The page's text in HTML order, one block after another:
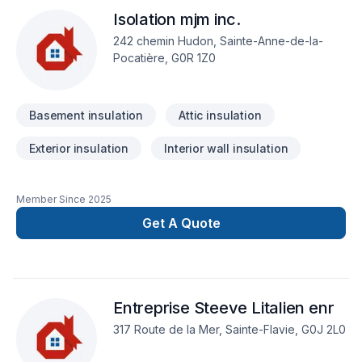
Isolation mjm inc.
242 chemin Hudon, Sainte-Anne-de-la-
Pocatière, G0R 1Z0
Basement insulation Attic insulation
Exterior insulation Interior wall insulation
Member Since 2025
Get A Quote
Entreprise Steeve Litalien enr
317 Route de la Mer, Sainte-Flavie, G0J 2L0